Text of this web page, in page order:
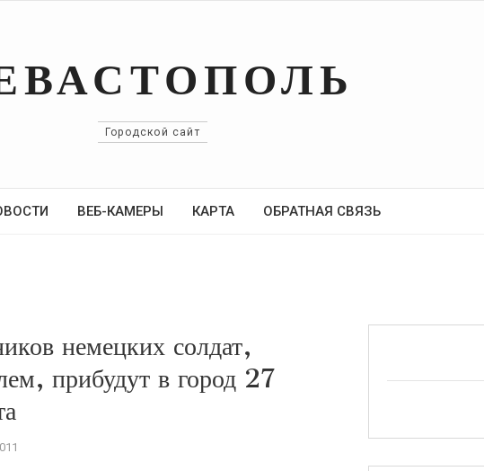
Городской сайт
ВЕБ-КАМЕРЫ КАРТА ОБРАТНАЯ СВЯЗЬ
немецких солдат,
прибудут в город 27